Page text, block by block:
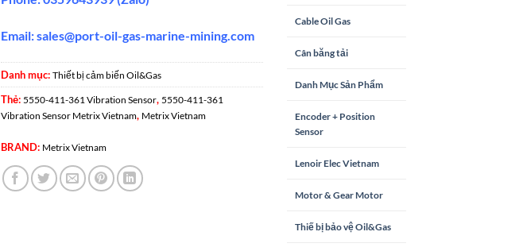
Email:sales@port-oil-gas-marine-mining.com
Danh mục: Thiết bị cảm biến Oil&Gas
Thẻ: 5550-411-361 Vibration Sensor, 5550-411-361
Vibration Sensor Metrix Vietnam, Metrix Vietnam
BRAND: Metrix Vietnam
Cable Oil Gas
Cân băng tải
Danh Mục Sản Phẩm
Encoder + Position
Sensor
Lenoir Elec Vietnam
Motor & Gear Motor
Thiế bị bảo vệ Oil&Gas